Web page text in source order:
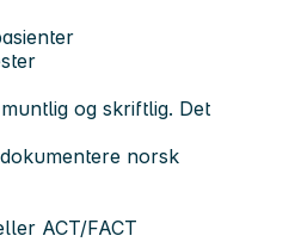
og skriftlig. Det
norsk
ACT/FACT